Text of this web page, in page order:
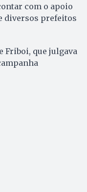
com o apoio
diversos prefeitos
Friboi, que julgava